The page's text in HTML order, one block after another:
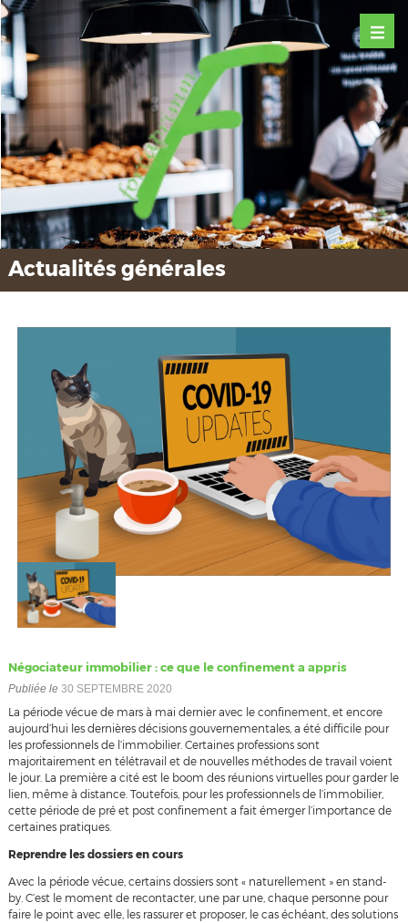
Actualités générales
Négociateur immobilier : ce que le confinement a appris
Publiée le 30 SEPTEMBRE 2020
La période vécue de mars à mai dernier avec le confinement, et encore
aujourd’hui les dernières décisions gouvernementales, a été difficile pour
les professionnels de l’immobilier. Certaines professions sont
majoritairement en télétravail et de nouvelles méthodes de travail voient
le jour. La première a cité est le boom des réunions virtuelles pour garder le
lien, même à distance. Toutefois, pour les professionnels de l’immobilier,
cette période de pré et post confinement a fait émerger l’importance de
certaines pratiques.
Reprendre les dossiers en cours
Avec la période vécue, certains dossiers sont « naturellement » en stand-
by. C’est le moment de recontacter, une par une, chaque personne pour
faire le point avec elle, les rassurer et proposer, le cas échéant, des solutions